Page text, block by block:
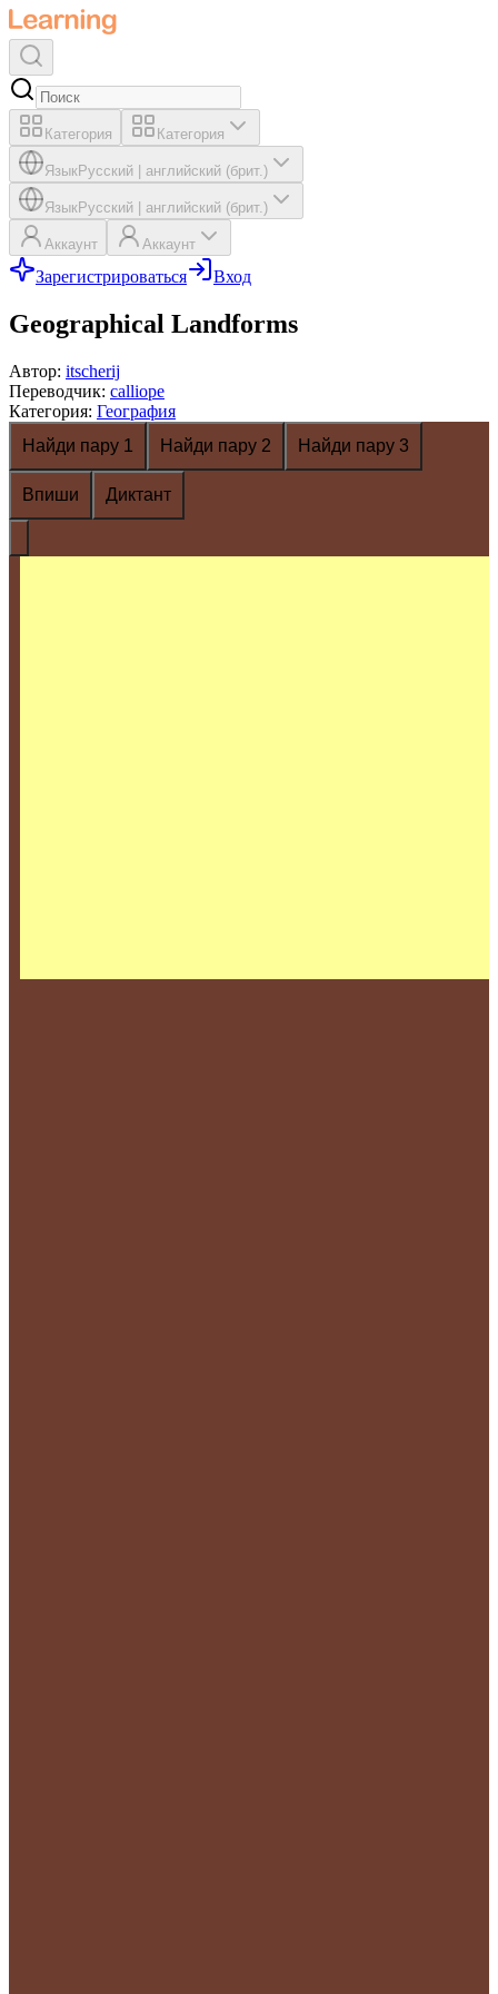
Категория Категория
ЯзыкРусский английский (брит.)
ЯзыкРусский английский (брит.)
Аккаунт Аккаунт
Зарегистрироваться Вход
Geographical Landforms
Автор: itscherij
Переводчик: calliope
Категория: География
Найди пару 1
Найди пару 2 Найди пару 3
Впиши Диктант